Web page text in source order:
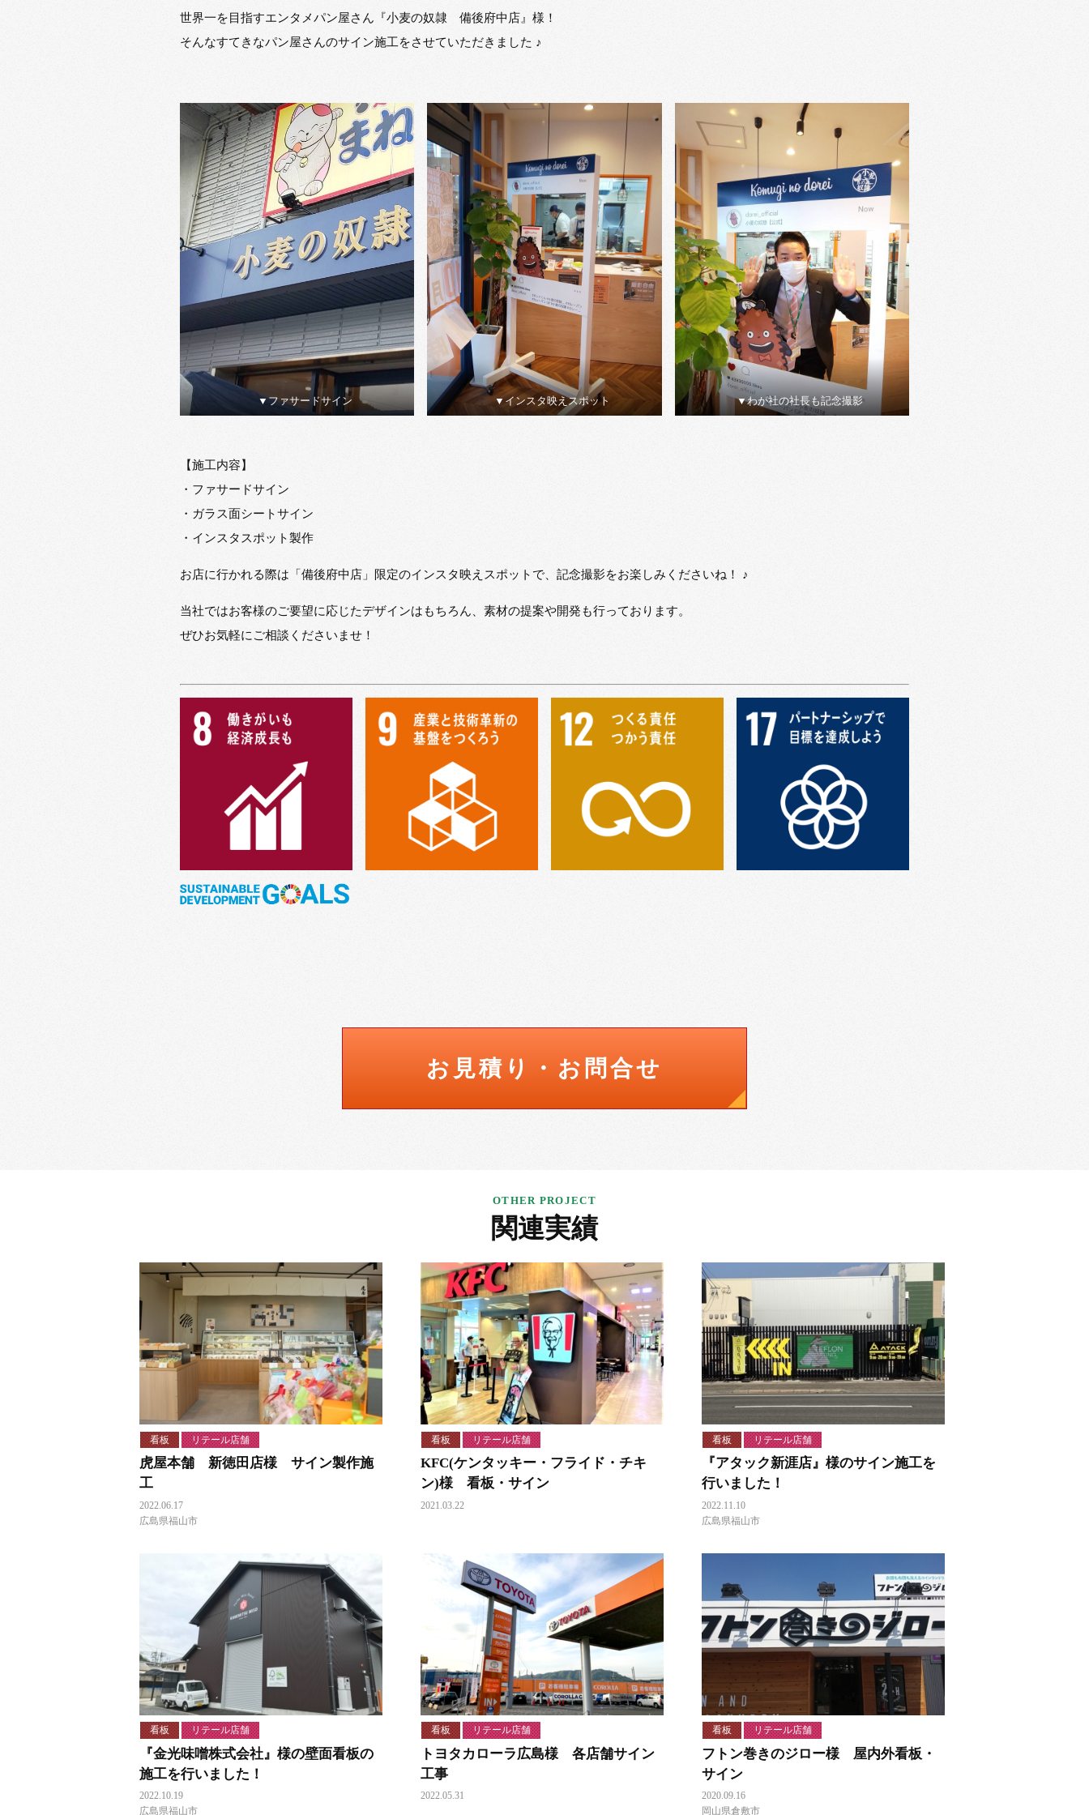
世界一を目指すエンタメパン屋さん『小麦の奴隷 備後府中店』様！
そんなすてきなパン屋さんのサイン施工をさせていただきました ♪
▼ファサードサイン ▼インスタ映えスポット ▼わが社の社長も記念撮影
【施工内容】
・ファサードサイン
・ガラス面シートサイン
・インスタスポット製作
お店に行かれる際は「備後府中店」限定のインスタ映えスポットで、記念撮影をお楽しみくださいね！ ♪
当社ではお客様のご要望に応じたデザインはもちろん、素材の提案や開発も行っております。
ぜひお気軽にご相談くださいませ！
お見積り・お問合せ
関連実績
看板 リテール店舗
虎屋本舗 新徳田店様 サイン製作施
工
2022.06.17
広島県福山市
看板 リテール店舗
KFC(ケンタッキー・フライド・チキ
ン)様 看板・サイン
2021.03.22
看板 リテール店舗
『アタック新涯店』様のサイン施工を
行いました！
2022.11.10
広島県福山市
看板 リテール店舗
『金光味噌株式会社』様の壁面看板の
施工を行いました！
2022.10.19
広島県福山市
看板 リテール店舗
トヨタカローラ広島様 各店舗サイン
工事
2022.05.31
看板 リテール店舗
フトン巻きのジロー様 屋内外看板・
サイン
2020.09.16
岡山県倉敷市